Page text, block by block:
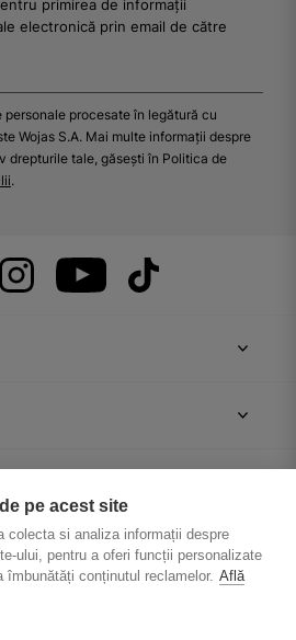
primirea de informații
electronică prin email de către
procesate în legătură cu
Wojas S.A. Mai multe informații despre
drepturile tale, găsești în Politica de
.
pe acest site
colecta si analiza informații despre
ului, pentru a oferi funcții personalizate
îmbunătăți conținutul reclamelor. Află